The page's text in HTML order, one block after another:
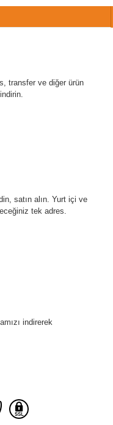
transfer ve diğer ürün
satın alın. Yurt içi ve
tek adres.
indirerek